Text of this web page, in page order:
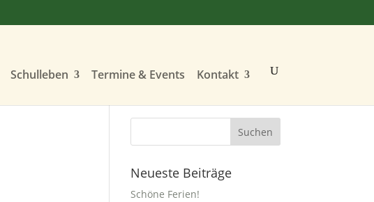
Schulleben Termine & Events Kontakt
Neueste Beiträge
Schöne Ferien!